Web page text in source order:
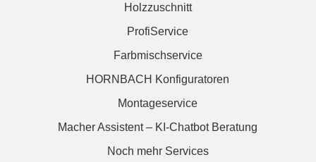
Holzzuschnitt
ProfiService
Farbmischservice
HORNBACH Konfiguratoren
Montageservice
Macher Assistent – KI-Chatbot Beratung
Noch mehr Services